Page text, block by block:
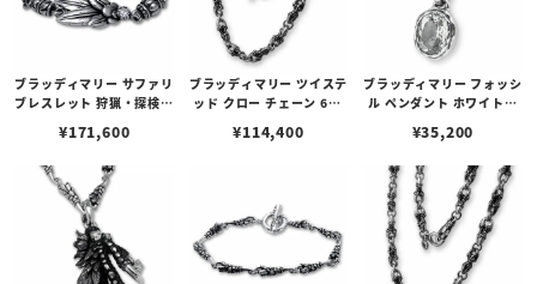
ブラッディマリー サファリ
ブレスレット 狩猟・探検
¥171,600
ブラッディマリー ツイステ
ッド クロー チェーン 60c
¥114,400
ブラッディマリー フォッシ
ル ペンダント ホワイトト
¥35,200